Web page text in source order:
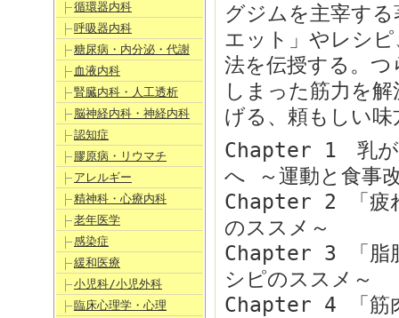
循環器内科
呼吸器内科
糖尿病・内分泌・代謝
血液内科
腎臓内科・人工透析
脳神経内科・神経内科
認知症
膠原病・リウマチ
アレルギー
精神科・心療内科
老年医学
感染症
緩和医療
小児科/小児外科
臨床心理学・心理
グジムを主宰す
エット」やレシ
法を伝授する。
しまった筋力を
げる、頼もしい
Chapter 1 乳が
へ ～運動と食事
Chapter 2 「疲
のススメ～
Chapter 3 「脂
シピのススメ～
Chapter 4 「筋